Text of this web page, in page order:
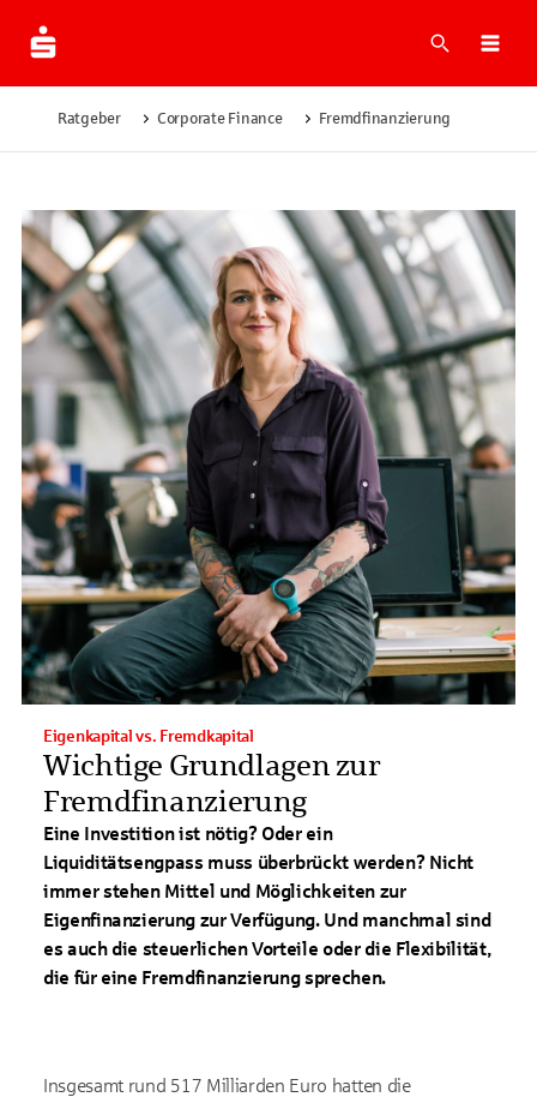
Suche
Ratgeber Corporate Finance Fremdfinanzierung
Wichtige Grundlagen zur
Fremdfinanzierung
Eigenkapital vs. Fremdkapital
Eine Investition ist nötig? Oder ein
Liquiditätsengpass muss überbrückt werden? Nicht
immer stehen Mittel und Möglichkeiten zur
Eigenfinanzierung zur Verfügung. Und manchmal sind
es auch die steuerlichen Vorteile oder die Flexibilität,
die für eine Fremdfinanzierung sprechen.
Insgesamt rund 517 Milliarden Euro hatten die